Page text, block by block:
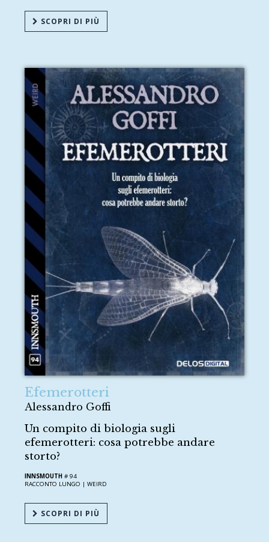
SCOPRI DI PIÙ
Efemerotteri
Alessandro Goffi
Un compito di biologia sugli
efemerotteri: cosa potrebbe andare
storto?
INNSMOUTH # 94
RACCONTO LUNGO |WEIRD
SCOPRI DI PIÙ